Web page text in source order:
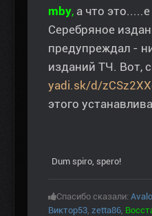
mby, а что
Серебряное
предупреждал -
изданий ТЧ. Вот,
yadi.sk/d/
этого
Dum spiro, spero!
Спасибо сказали:
Виктор53 zetta86